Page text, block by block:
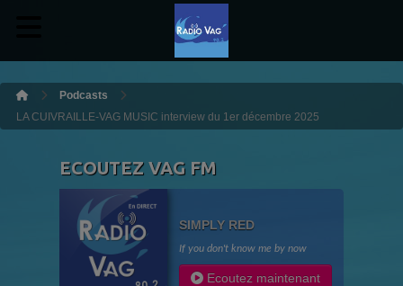
Podcasts
LA CUIVRAILLE-VAG MUSIC interview du 1er décembre 2025
ECOUTEZ VAG FM
SIMPLY RED
If you don't know me by now
Ecoutez maintenant